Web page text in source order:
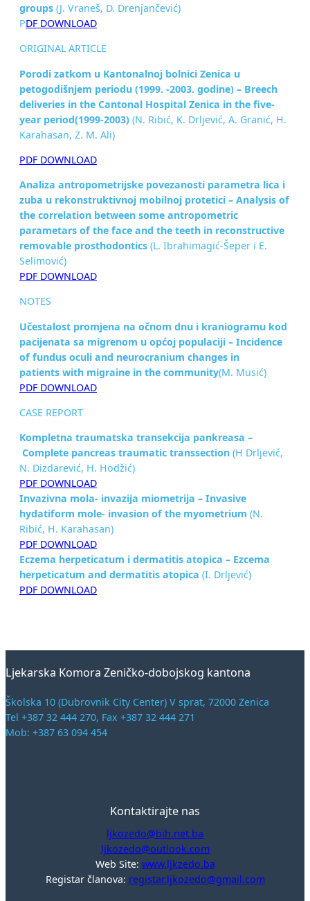
groups (J. Vraneš, D. Drenjančević)
PDF DOWNLOAD
ORIGINAL ARTICLE
Porodi zatkom u Kantonalnoj bolnici Zenica u
petogodišnjem periodu (1999. -2003. godine) – Breech
deliveries in the Cantonal Hospital Zenica in the five-
year period(1999-2003) (N. Ribić, K. Drljević, A. Granić, H.
Karahasan, Z. M. Ali)
PDF DOWNLOAD
Analiza antropometrijske povezanosti parametra lica i
zuba u rekonstruktivnoj mobilnoj protetici – Analysis of
the correlation between some antropometric
parametars of the face and the teeth in reconstructive
removable prosthodontics (L. Ibrahimagić-Šeper i E.
Selimović)
PDF DOWNLOAD
NOTES
Učestalost promjena na očnom dnu i kraniogramu kod
pacijenata sa migrenom u općoj populaciji – Incidence
of fundus oculi and neurocranium changes in
patients with migraine in the community(M. Musić)
PDF DOWNLOAD
CASE REPORT
Kompletna traumatska transekcija pankreasa –
Complete pancreas traumatic transsection (H Drljević,
N. Dizdarević, H. Hodžić)
PDF DOWNLOAD
Invazivna mola- invazija miometrija – Invasive
hydatiform mole- invasion of the myometrium (N.
Ribić, H. Karahasan)
PDF DOWNLOAD
Eczema herpeticatum i dermatitis atopica – Ezcema
herpeticatum and dermatitis atopica (I. Drljević)
PDF DOWNLOAD
Ljekarska Komora Zeničko-dobojskog kantona
Školska 10 (Dubrovnik City Center) V sprat, 72000 Zenica
Tel +387 32 444 270, Fax +387 32 444 271
Mob: +387 63 094 454
Kontaktirajte nas
ljkozedo@bih.net.ba
ljkozedo@outlook.com
Web Site: www.ljkzedo.ba
Registar članova: registar.ljkozedo@gmail.com